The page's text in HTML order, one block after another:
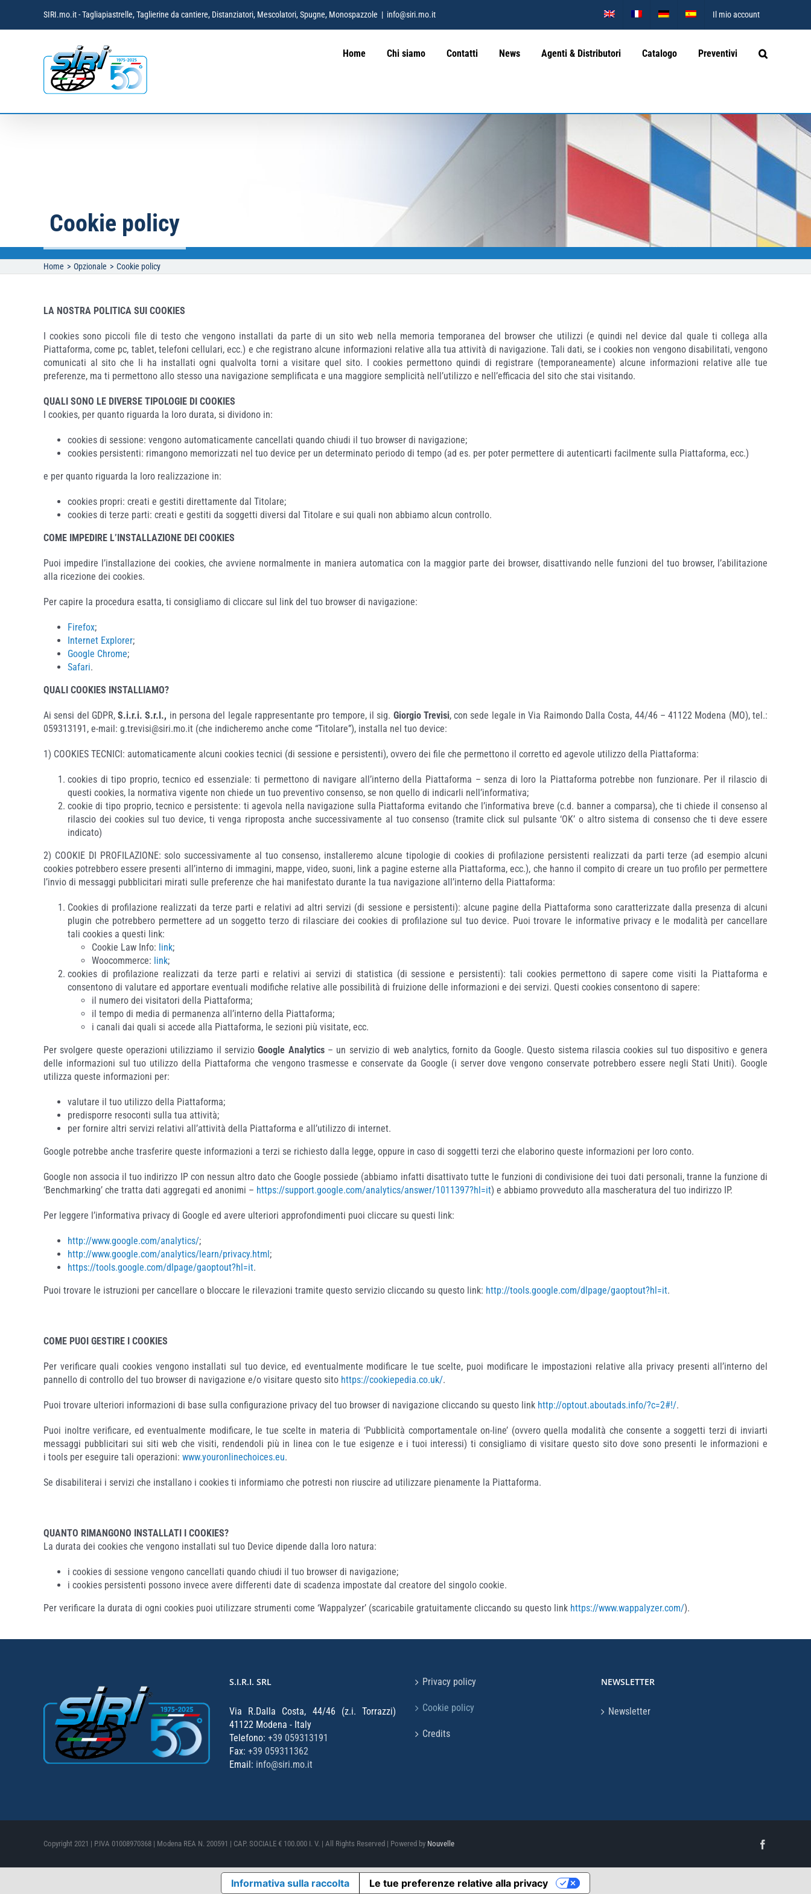
contenuto
SIRI.mo.it - Tagliapiastrelle, Taglierine da cantiere, Distanziatori, Mescolatori, Spugne, Monospazzole | info@siri.mo.it Il mio account
Home Chi siamo Contatti News Agenti & Distributori Catalogo Preventivi
Cookie policy
Home Opzionale Cookie policy
LA NOSTRA POLITICA SUI COOKIES
I cookies sono piccoli file di testo che vengono installati da parte di un sito web nella memoria temporanea del browser che utilizzi (e quindi nel device dal quale ti collega alla
Piattaforma, come pc, tablet, telefoni cellulari, ecc.) e che registrano alcune informazioni relative alla tua attività di navigazione. Tali dati, se i cookies non vengono disabilitati, vengono
comunicati al sito che li ha installati ogni qualvolta torni a visitare quel sito. I cookies permettono quindi di registrare (temporaneamente) alcune informazioni relative alle tue
preferenze, ma ti permettono allo stesso una navigazione semplificata e una maggiore semplicità nell’utilizzo e nell’efficacia del sito che stai visitando.
QUALI SONO LE DIVERSE TIPOLOGIE DI COOKIES
I cookies, per quanto riguarda la loro durata, si dividono in:
cookies di sessione: vengono automaticamente cancellati quando chiudi il tuo browser di navigazione;
cookies persistenti: rimangono memorizzati nel tuo device per un determinato periodo di tempo (ad es. per poter permettere di autenticarti facilmente sulla Piattaforma, ecc.)
e per quanto riguarda la loro realizzazione in:
cookies propri: creati e gestiti direttamente dal Titolare;
cookies di terze parti: creati e gestiti da soggetti diversi dal Titolare e sui quali non abbiamo alcun controllo.
COME IMPEDIRE L’INSTALLAZIONE DEI COOKIES
Puoi impedire l’installazione dei cookies, che avviene normalmente in maniera automatica con la maggior parte dei browser, disattivando nelle funzioni del tuo browser, l’abilitazione
alla ricezione dei cookies.
Per capire la procedura esatta, ti consigliamo di cliccare sul link del tuo browser di navigazione:
Firefox;
Internet Explorer;
Google Chrome;
Safari.
QUALI COOKIES INSTALLIAMO?
Ai sensi del GDPR,S.i.r.i. S.r.l., in persona del legale rappresentante pro tempore, il sig. Giorgio Trevisi, con sede legale in Via Raimondo Dalla Costa, 44/46 – 41122 Modena (MO), tel.:
059313191, e-mail: g.trevisi@siri.mo.it (che indicheremo anche come “Titolare”), installa nel tuo device:
1) COOKIES TECNICI: automaticamente alcuni cookies tecnici (di sessione e persistenti), ovvero dei file che permettono il corretto ed agevole utilizzo della Piattaforma:
cookies di tipo proprio, tecnico ed essenziale: ti permettono di navigare all’interno della Piattaforma – senza di loro la Piattaforma potrebbe non funzionare. Per il rilascio di
questi cookies, la normativa vigente non chiede un tuo preventivo consenso, se non quello di indicarli nell’informativa;
cookie di tipo proprio, tecnico e persistente: ti agevola nella navigazione sulla Piattaforma evitando che l’informativa breve (c.d. banner a comparsa), che ti chiede il consenso al
rilascio dei cookies sul tuo device, ti venga riproposta anche successivamente al tuo consenso (tramite click sul pulsante ‘OK’ o altro sistema di consenso che ti deve essere
indicato)
2) COOKIE DI PROFILAZIONE: solo successivamente al tuo consenso, installeremo alcune tipologie di cookies di profilazione persistenti realizzati da parti terze (ad esempio alcuni
cookies potrebbero essere presenti all’interno di immagini, mappe, video, suoni, link a pagine esterne alla Piattaforma, ecc.), che hanno il compito di creare un tuo profilo per permettere
l’invio di messaggi pubblicitari mirati sulle preferenze che hai manifestato durante la tua navigazione all’interno della Piattaforma:
Cookies di profilazione realizzati da terze parti e relativi ad altri servizi (di sessione e persistenti): alcune pagine della Piattaforma sono caratterizzate dalla presenza di alcuni
plugin che potrebbero permettere ad un soggetto terzo di rilasciare dei cookies di profilazione sul tuo device. Puoi trovare le informative privacy e le modalità per cancellare
tali cookies a questi link:
Cookie Law Info: link;
Woocommerce: link;
cookies di profilazione realizzati da terze parti e relativi ai servizi di statistica (di sessione e persistenti): tali cookies permettono di sapere come visiti la Piattaforma e
consentono di valutare ed apportare eventuali modifiche relative alle possibilità di fruizione delle informazioni e dei servizi. Questi cookies consentono di sapere:
il numero dei visitatori della Piattaforma;
il tempo di media di permanenza all’interno della Piattaforma;
i canali dai quali si accede alla Piattaforma, le sezioni più visitate, ecc.
Per svolgere queste operazioni utilizziamo il servizioGoogle Analytics– un servizio di web analytics, fornito da Google. Questo sistema rilascia cookies sul tuo dispositivo e genera
delle informazioni sul tuo utilizzo della Piattaforma che vengono trasmesse e conservate da Google (i server dove vengono conservate potrebbero essere negli Stati Uniti). Google
utilizza queste informazioni per:
valutare il tuo utilizzo della Piattaforma;
predisporre resoconti sulla tua attività;
per fornire altri servizi relativi all’attività della Piattaforma e all’utilizzo di internet.
Google potrebbe anche trasferire queste informazioni a terzi se richiesto dalla legge, oppure in caso di soggetti terzi che elaborino queste informazioni per loro conto.
Google non associa il tuo indirizzo IP con nessun altro dato che Google possiede (abbiamo infatti disattivato tutte le funzioni di condivisione dei tuoi dati personali, tranne la funzione di
‘Benchmarking’ che tratta dati aggregati ed anonimi – https://support.google.com/analytics/answer/1011397?hl=it) e abbiamo provveduto alla mascheratura del tuo indirizzo IP.
Per leggere l’informativa privacy di Google ed avere ulteriori approfondimenti puoi cliccare su questi link:
http://www.google.com/analytics/;
http://www.google.com/analytics/learn/privacy.html;
https://tools.google.com/dlpage/gaoptout?hl=it.
Puoi trovare le istruzioni per cancellare o bloccare le rilevazioni tramite questo servizio cliccando su questo link: http://tools.google.com/dlpage/gaoptout?hl=it.
COME PUOI GESTIRE I COOKIES
Per verificare quali cookies vengono installati sul tuo device, ed eventualmente modificare le tue scelte, puoi modificare le impostazioni relative alla privacy presenti all’interno del
pannello di controllo del tuo browser di navigazione e/o visitare questo sito https://cookiepedia.co.uk/.
Puoi trovare ulteriori informazioni di base sulla configurazione privacy del tuo browser di navigazione cliccando su questo link http://optout.aboutads.info/?c=2#!/.
Puoi inoltre verificare, ed eventualmente modificare, le tue scelte in materia di ‘Pubblicità comportamentale on-line’ (ovvero quella modalità che consente a soggetti terzi di inviarti
messaggi pubblicitari sui siti web che visiti, rendendoli più in linea con le tue esigenze e i tuoi interessi) ti consigliamo di visitare questo sito dove sono presenti le informazioni e
i tools per eseguire tali operazioni: www.youronlinechoices.eu.
Se disabiliterai i servizi che installano i cookies ti informiamo che potresti non riuscire ad utilizzare pienamente la Piattaforma.
QUANTO RIMANGONO INSTALLATI I COOKIES?
La durata dei cookies che vengono installati sul tuo Device dipende dalla loro natura:
i cookies di sessione vengono cancellati quando chiudi il tuo browser di navigazione;
i cookies persistenti possono invece avere differenti date di scadenza impostate dal creatore del singolo cookie.
Per verificare la durata di ogni cookies puoi utilizzare strumenti come ‘Wappalyzer’ (scaricabile gratuitamente cliccando su questo link https://www.wappalyzer.com/).
S.I.R.I. SRL
Via R.Dalla Costa, 44/46 (z.i. Torrazzi)
41122 Modena - Italy
Telefono: +39 059313191
Fax: +39 059311362
Email: info@siri.mo.it
Privacy policy
Cookie policy
Credits
NEWSLETTER
Newsletter
Copyright 2021 | P.IVA 01008970368 | Modena REA N. 200591 | CAP. SOCIALE € 100.000 I. V. | All Rights Reserved | Powered by Nouvelle
Informativa sulla raccolta Le tue preferenze relative alla privacy